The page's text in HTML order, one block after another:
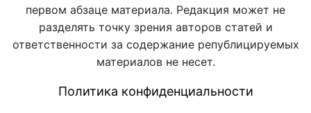
первом абзаце материала. Редакция может не
разделять точку зрения авторов статей и
ответственности за содержание републицируемых
материалов не несет.
Политика конфиденциальности